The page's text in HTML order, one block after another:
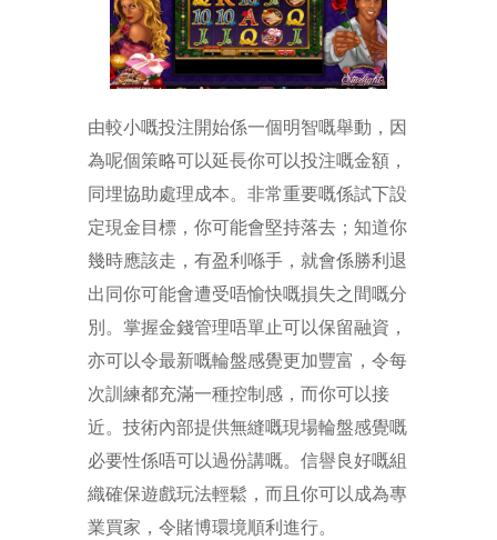
由較小嘅投注開始係一個明智嘅舉動，因
為呢個策略可以延長你可以投注嘅金額，
同埋協助處理成本。非常重要嘅係試下設
定現金目標，你可能會堅持落去；知道你
幾時應該走，有盈利喺手，就會係勝利退
出同你可能會遭受唔愉快嘅損失之間嘅分
別。掌握金錢管理唔單止可以保留融資，
亦可以令最新嘅輪盤感覺更加豐富，令每
次訓練都充滿一種控制感，而你可以接
近。技術內部提供無縫嘅現場輪盤感覺嘅
必要性係唔可以過份講嘅。信譽良好嘅組
織確保遊戲玩法輕鬆，而且你可以成為專
業買家，令賭博環境順利進行。